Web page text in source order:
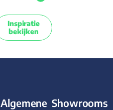
Inspiratie
bekijken
Algemene Showrooms